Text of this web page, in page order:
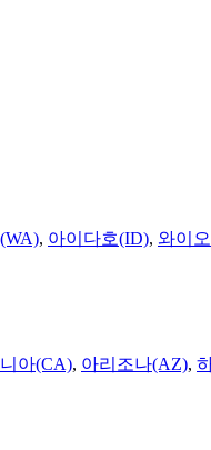
, 아이다호(ID), 와이
아(CA), 아리조나(AZ),